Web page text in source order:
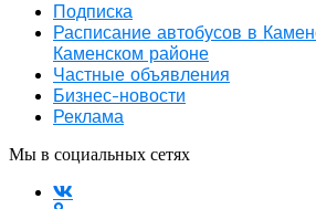
Подписка
Расписание автобусов в
Каменском районе
Частные объявления
Бизнес-новости
Реклама
Мы в социальных сетях